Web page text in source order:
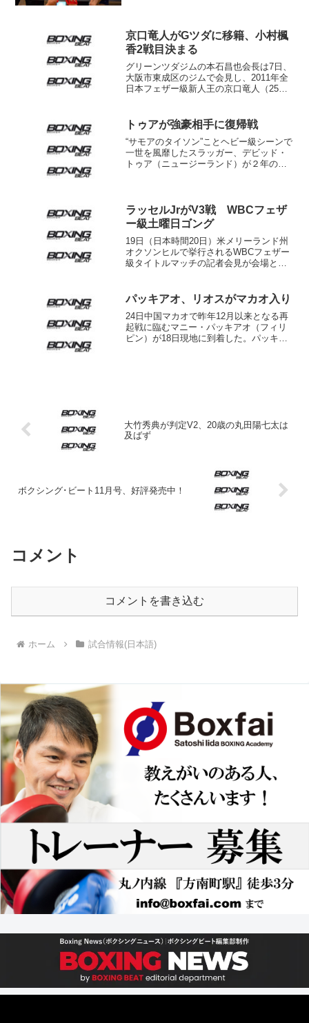
谷大が5-...
京口竜人がGツダに移籍、小村楓
香2戦目決まる
グリーンツダジムの本石昌也会長は7日、
大阪市東成区のジムで会見し、2011年全
日本フェザー級新人王の京口竜人（25）
村楓香（ふうか＝19）の2戦目を発表し
た。 13...
トゥアが強豪相手に復帰戦
“サモアのタイソン”ことヘビー級シーンで
一世を風靡したスラッガー、デビッド・
トゥア（ニュージーランド）が２年の沈
ル・ウスティノ...
ラッセルJrがV3戦 WBCフェザ
ー級土曜日ゴング
19日（日本時間20日）米メリーランド州
オクソンヒルで挙行されるWBCフェザー
級タイトルマッチの記者会見が会場とな
挑戦者1位ジョセフ・ディアスJr（米）が
抱負を語...
パッキアオ、リオスがマカオ入り
24日中国マカオで昨年12月以来となる再
起戦に臨むマニー・パッキアオ（フィリ
ピン）が18日現地に到着した。パッキャ
大竹秀典が判定V2、20歳の丸田陽七太は
及ばず
ボクシング･ビート11月号、好評発売中！
コメント
コメントを書き込む
ホーム 試合情報(日本語)